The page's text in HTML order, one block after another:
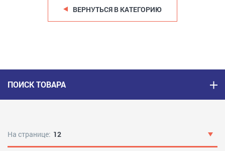
ВЕРНУТЬСЯ В КАТЕГОРИЮ
ПОИСК ТОВАРА
На странице: 12